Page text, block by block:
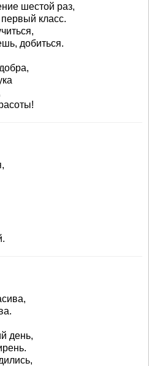
шестой раз,
класс.
добиться.
день,